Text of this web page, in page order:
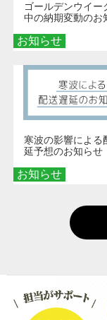
お知らせ
ゴールデンウイー
中の納期変動のお
お知らせ
寒波の影響による
延予想のお知らせ